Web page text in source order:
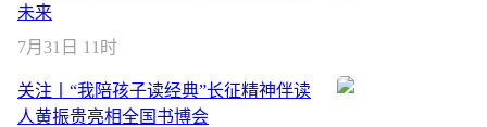
未来
7月31日 11时
关注丨“我陪孩子读经典”长征精神伴读
人黄振贵亮相全国书博会